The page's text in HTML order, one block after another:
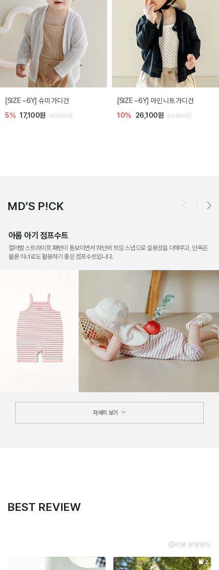
밀라 아기 점프수트
10% 30,600원 34,000원
밀라 아기 셋업
20% 35,200원 44,000원
MD’S P!CK
아롬 아기 점프수트
컬러별 스트라이프 패턴이 돋보이면서 하단에 트임 스냅으로 실용성을 더해주고, 단독은
물론 이너로도 활용하기 좋은 점프수트입니다.
자세히 보기
BEST REVIEW